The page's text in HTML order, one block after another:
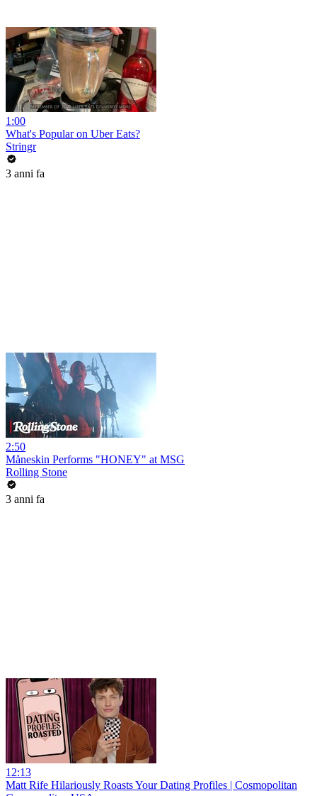
1:00
What's Popular on Uber Eats?
Stringr
3 anni fa
2:50
Måneskin Performs "HONEY" at MSG
Rolling Stone
3 anni fa
12:13
Matt Rife Hilariously Roasts Your Dating Profiles | Cosmopolitan